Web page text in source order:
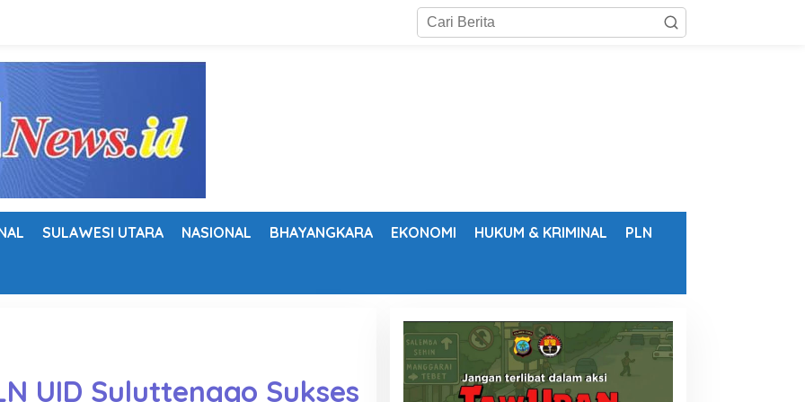
SULAWESI UTARA NASIONAL BHAYANGKARA EKONOMI HUKUM & KRIMINAL PLN
UID Suluttenggo Sukses